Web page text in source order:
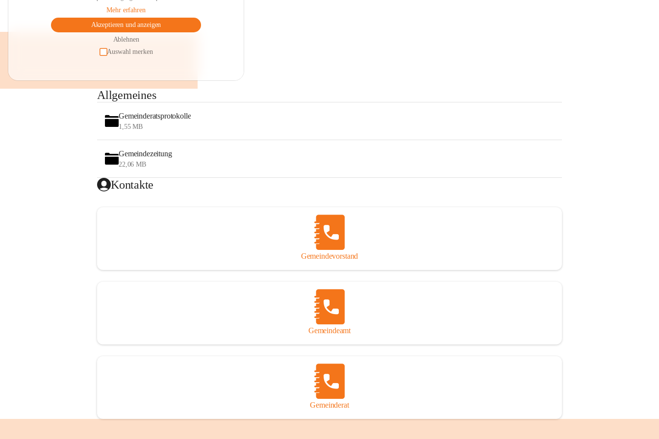
Mehr erfahren
Akzeptieren und anzeigen
Ablehnen
Auswahl merken
Allgemeines
Gemeinderatsprotokolle
1,55 MB
Gemeindezeitung
22,06 MB
Kontakte
Gemeindevorstand
Gemeindeamt
Gemeinderat